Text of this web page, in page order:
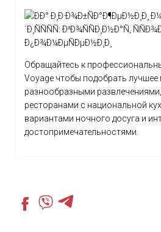
Обращайтесь к
Voyage чтобы подобрать лучшее
разнообразными
ресторанами с национальной
вариантами ночного досуга и
достопримечательностями.